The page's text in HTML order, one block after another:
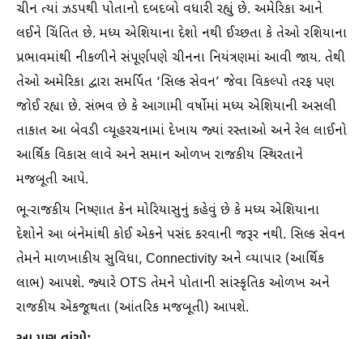
ચીન ત્યાં ઝડપથી પોતાનો દબદબો વધારી રહ્યું છે. અમેરિકા આને
લઈને ચિંતિત છે. મધ્ય એશિયાના દેશો નથી ઈચ્છતા કે તેઓ રશિયાના
પ્રભાવમાંથી નીકળીને સંપૂર્ણપણે ચીનના નિયંત્રણમાં આવી જાય. તેથી
તેઓ અમેરિકા દ્વારા સમર્પિત ‘સિલ્ક સેવન’ જેવા વિકલ્પો તરફ પણ
જોઈ રહ્યા છે. સંભવ છે કે આગામી વર્ષોમાં મધ્ય એશિયાની અસલી
તાકાત આ બેવડી વ્યૂહરચનામાં દેખાય જ્યાં રસ્તાઓ અને રેલ લાઈનો
આર્થિક વિકાસ લાવે અને સમાન ઓળખ રાજકીય સ્થિરતાને
મજબૂતી આપે.
ભૂ-રાજકીય નિષ્ણાત કેન મોરિયાસુનું કહેવું છે કે મધ્ય એશિયાના
દેશોને આ બંનેમાંથી કોઈ એકને પસંદ કરવાની જરૂર નથી. સિલ્ક સેવન
તેમને માળખાકીય સુવિધા, Connectivity અને વ્યાપાર (આર્થિક
લાભ) આપશે. જ્યારે OTS તેમને પોતાની સાંસ્કૃતિક ઓળખ અને
રાજકીય એકજૂથતા (આંતરિક મજબૂતી) આપશે.